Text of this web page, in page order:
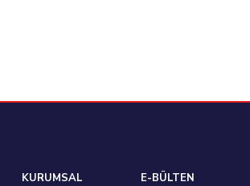
KURUMSAL E-BÜLTEN